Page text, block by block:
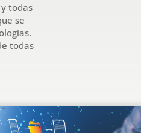
todas
se
todas